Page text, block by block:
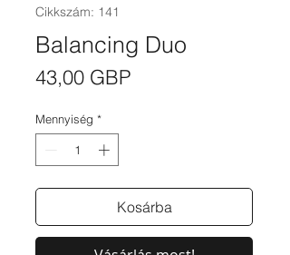
Cikkszám: 141
Balancing Duo
43,00 GBPÁr
Mennyiség *
Kosárba